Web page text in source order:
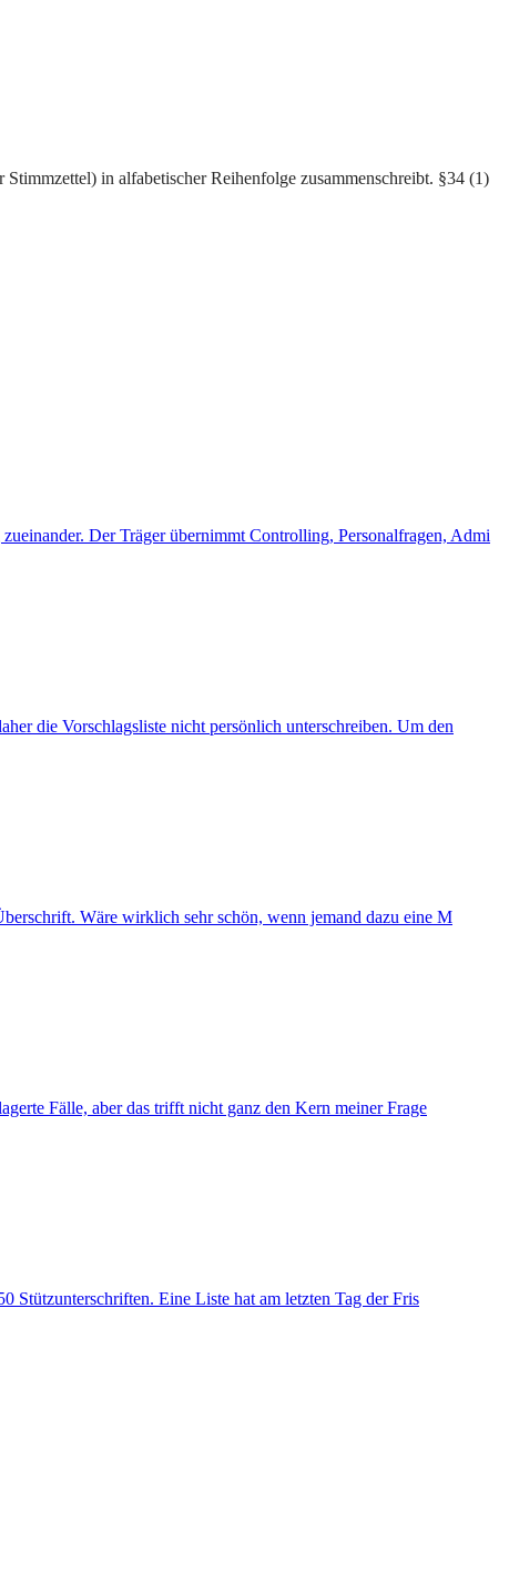
in alfabetischer Reihenfolge zusammenschreibt. §34 (1)
Der Träger übernimmt Controlling, Personalfragen, Admi
die Vorschlagsliste nicht persönlich unterschreiben. Um den
Wäre wirklich sehr schön, wenn jemand dazu eine M
Fälle, aber das trifft nicht ganz den Kern meiner Frage
Stützunterschriften. Eine Liste hat am letzten Tag der Fris